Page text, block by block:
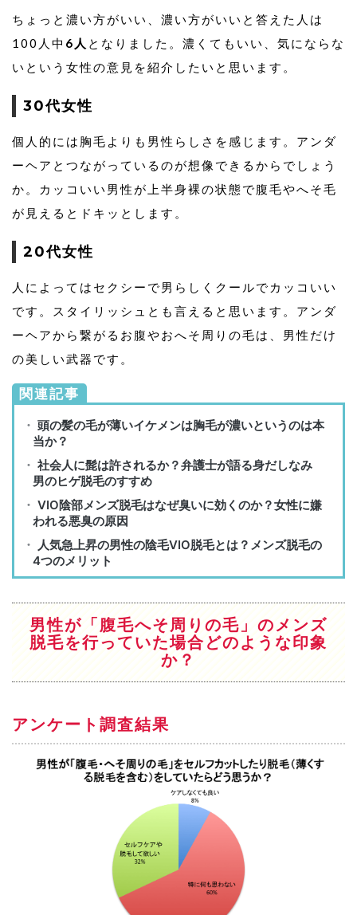
ちょっと濃い方がいい、濃い方がいいと答えた人は
100人中 6人 となりました。濃くてもいい、気にならな
いという女性の意見を紹介したいと思います。
30代女性
個人的には胸毛よりも男性らしさを感じます。アンダ
ーヘアとつながっているのが想像できるからでしょう
か。カッコいい男性が上半身裸の状態で腹毛やへそ毛
が見えるとドキッとします。
20代女性
人によってはセクシーで男らしくクールでカッコいい
です。スタイリッシュとも言えると思います。アンダ
ーヘアから繋がるお腹やおへそ周りの毛は、男性だけ
の美しい武器です。
関連記事
男性が「腹毛へそ周りの毛」のメンズ
脱毛を行っていた場合どのような印象
か？
アンケート調査結果